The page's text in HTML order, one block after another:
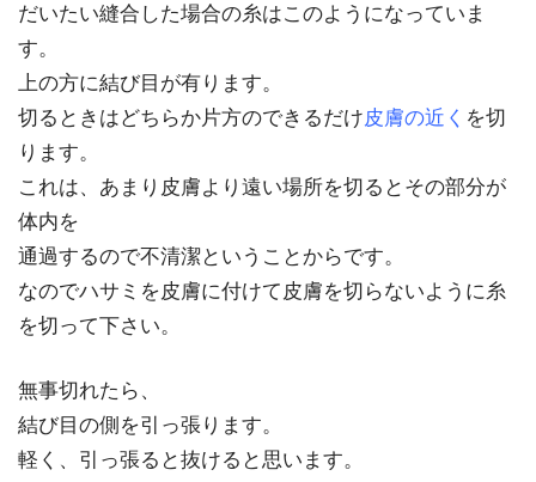
だいたい縫合した場合の糸はこのようになっていま
す。
上の方に結び目が有ります。
切るときはどちらか片方のできるだけ皮膚の近く を切
ります。
これは、あまり皮膚より遠い場所を切るとその部分が
体内を
通過するので不清潔ということからです。
なのでハサミを皮膚に付けて皮膚を切らないように糸
を切って下さい。
無事切れたら、
結び目の側を引っ張ります。
軽く、引っ張ると抜けると思います。